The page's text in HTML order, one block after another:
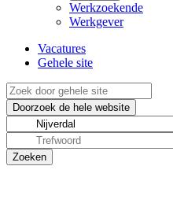
Werkzoekende
Werkgever
Vacatures
Gehele site